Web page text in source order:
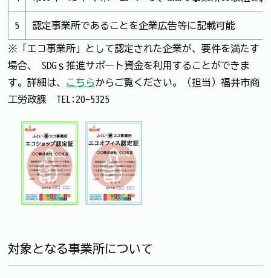
5 認定事業所であることを企業広告等に記載可能
※「エコ事業所」として認定された企業が、要件を満たす
場合、 SDGｓ推進サポート資金を利用することができま
す。詳細は、
こちらからご覧ください。（担当）福井市商
工労政課 TEL:20-5325
対象となる事業所について